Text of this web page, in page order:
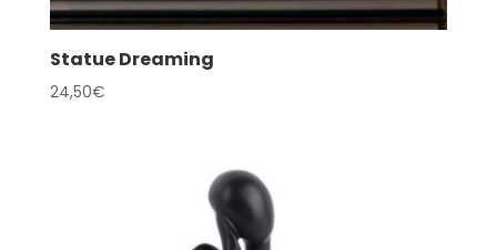
Statue Dreaming
24,50€